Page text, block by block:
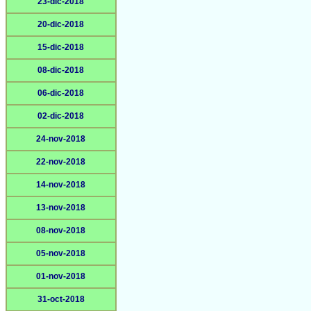
20-dic-2018
15-dic-2018
08-dic-2018
06-dic-2018
02-dic-2018
24-nov-2018
22-nov-2018
14-nov-2018
13-nov-2018
08-nov-2018
05-nov-2018
01-nov-2018
31-oct-2018